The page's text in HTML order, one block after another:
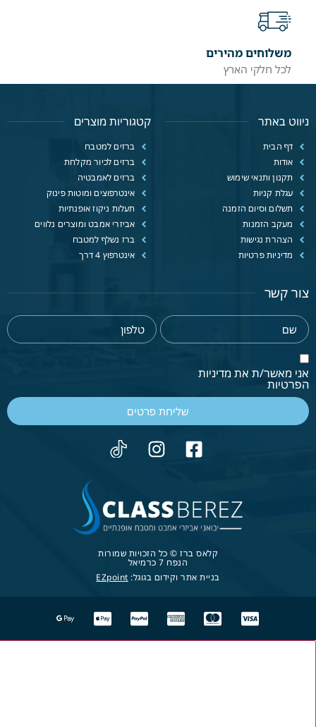
משלוחים מהירים
לכל חלקי הארץ
ניווט באתר
דף הבית
אודות
תקנון ותנאי שימוש
עגלת קניות
תשלום וסיום הזמנה
מעקב הזמנות
הצהרת נגישות
מדיניות פרטיות
קטגוריות מוצרים
ברזים למטבח
ברזים לכיור מקלחת
ברזים לאמבטיה
אינטרפוצים ומוטות פינוק
תעלות ניקוז אופנתיות
אביזרי אמבט ומוצרים נלווים
ברז נשלף למטבח
אינטרפוץ 4 דרך
צור קשר
אני מאשר/ת את מדיניות
הפרטיות
שליחת פרטים
קלאס ברז © כל הזכויות שמורות
הנפח 7 כרמיאל
בניית אתר וקידום בגוגל: EZpoint